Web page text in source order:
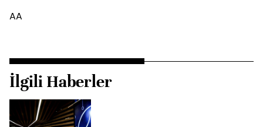
AA
İlgili Haberler